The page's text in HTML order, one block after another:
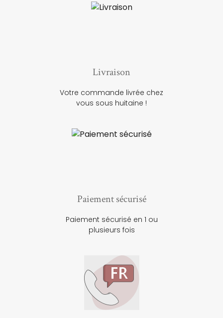
Livraison
Votre commande livrée chez
vous sous huitaine !
Paiement sécurisé
Paiement sécurisé en 1 ou
plusieurs fois